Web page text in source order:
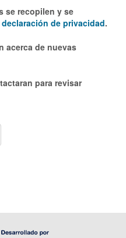
declaración de privacidad.